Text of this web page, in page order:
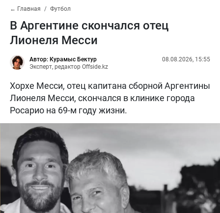
← Главная Футбол
В Аргентине скончался отец
Лионеля Месси
Автор: Курамыс Бектур
Эксперт, редактор Offside.kz
08.08.2026, 15:55
Хорхе Месси, отец капитана сборной Аргентины
Лионеля Месси, скончался в клинике города
Росарио на 69-м году жизни.